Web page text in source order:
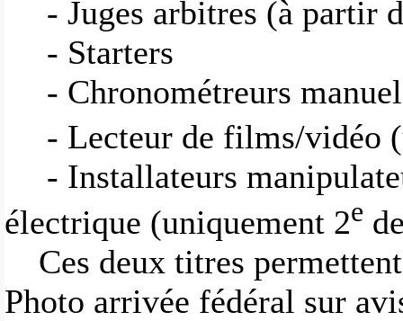
- Juges arbitres (à partir
- Starters
- Chronométreurs
- Lecteur de films/vidéo
- Installateurs
électrique (uniquement 2e
Ces deux titres
Photo arrivée fédéral sur